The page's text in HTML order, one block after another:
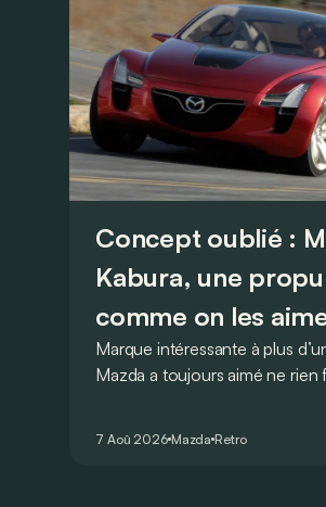
Concept oublié :
Kabura, une
comme on les
Marque intéressante à plus
Mazda a toujours aimé ne rien
7 Aoû 2026 Mazda Retro